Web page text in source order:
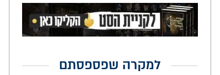
למקרה שפספסתם